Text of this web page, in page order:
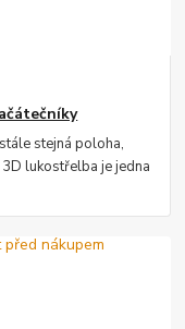
stejná poloha,
lukostřelba je jedna